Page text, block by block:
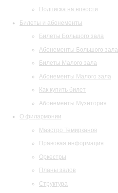
Подписка на новости
Билеты и абонементы
Билеты Большого зала
Абонементы Большого зала
Билеты Малого зала
Абонементы Малого зала
Как купить билет
Абонементы Музитория
О филармонии
Маэстро Темирканов
Правовая информация
Оркестры
Планы залов
Структура